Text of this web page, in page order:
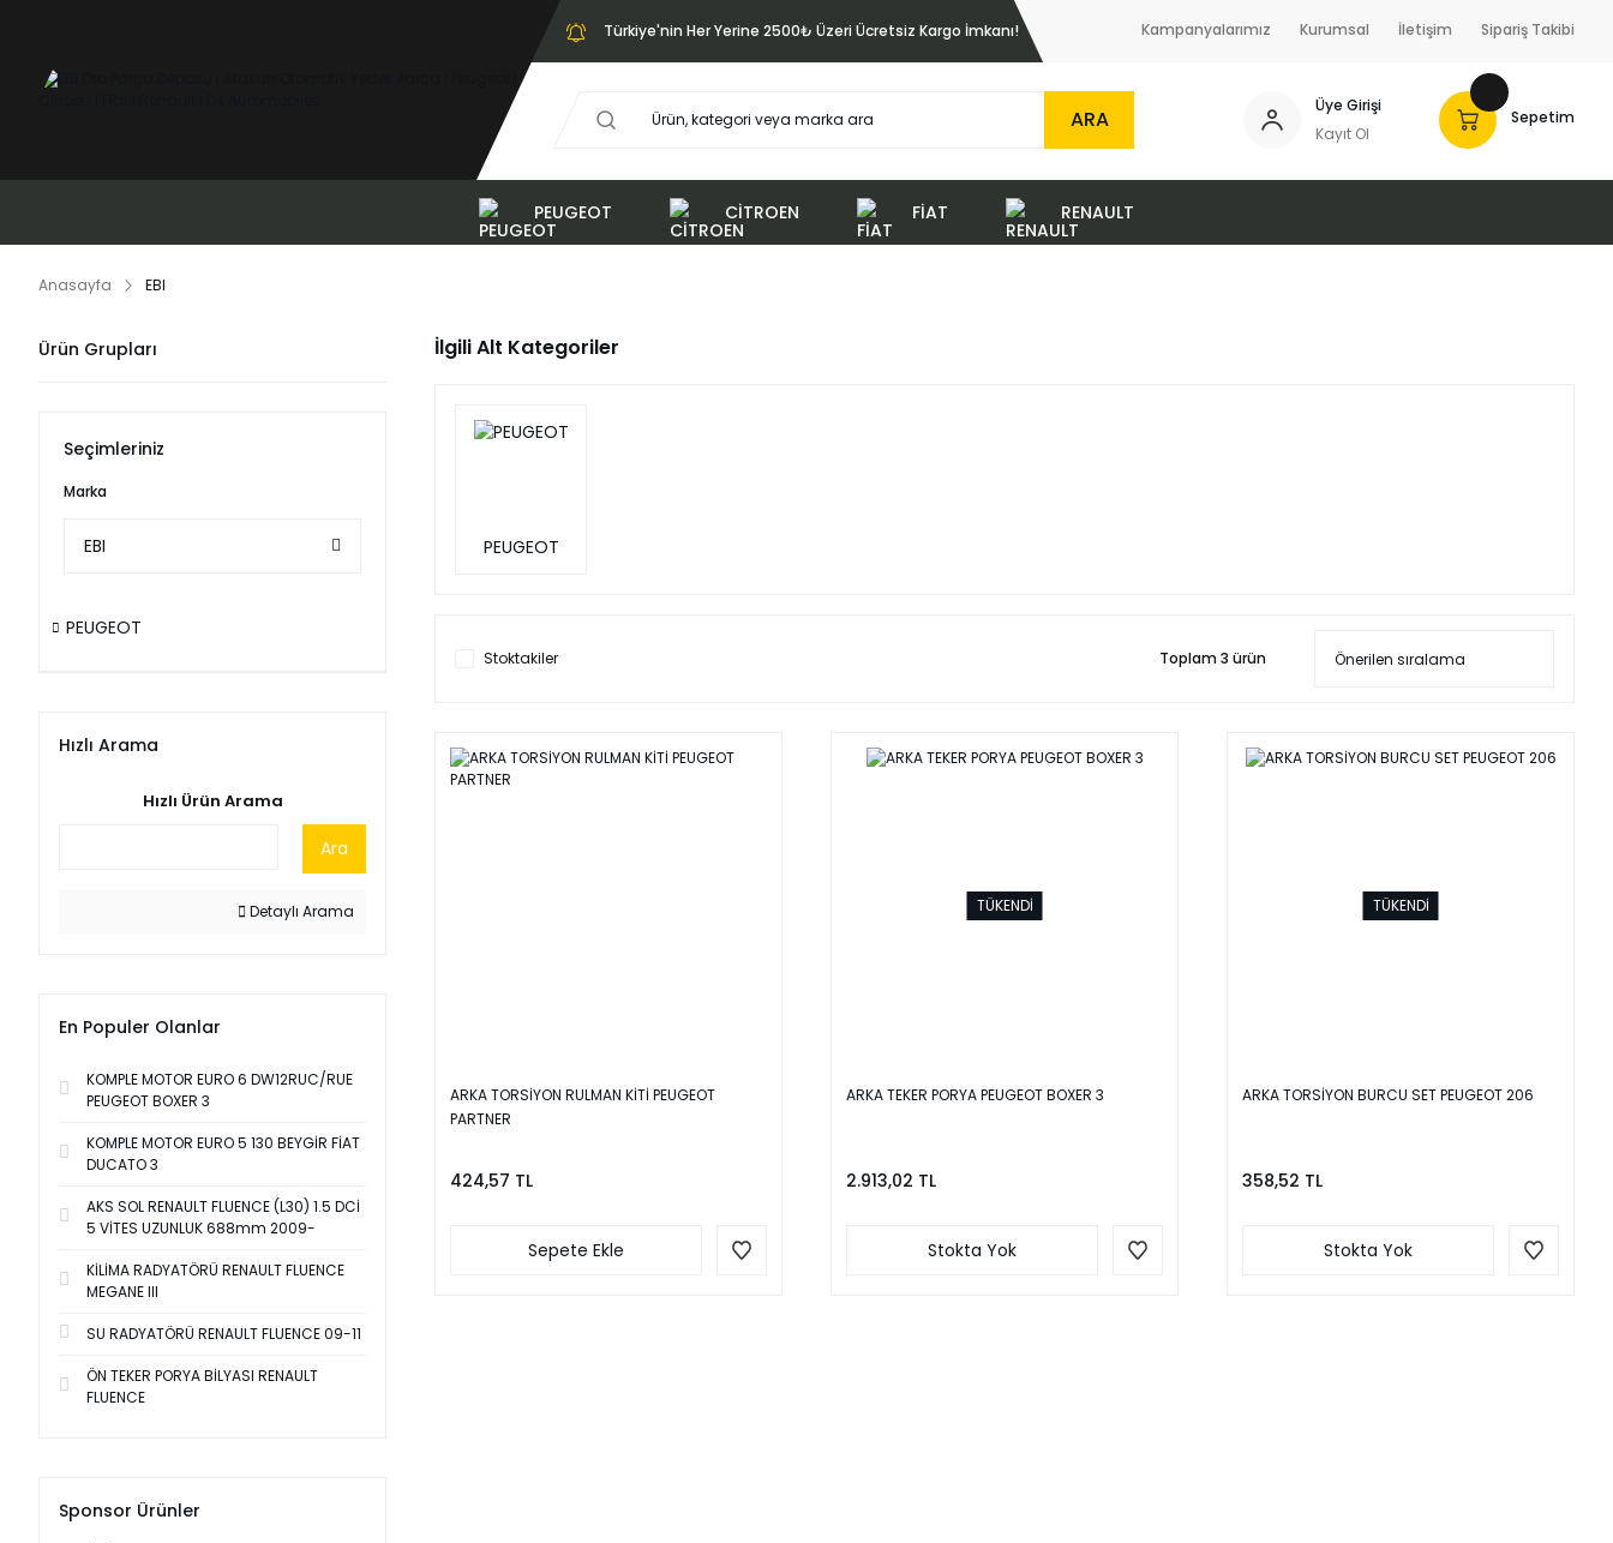
Türkiye'nin Her Yerine 2500₺ Üzeri Ücretsiz Kargo İmkanı! Kampanyalarımız Kurumsal İletişim Sipariş Takibi
ARA
Üye Girişi
Kayıt Ol
Sepetim
PEUGEOT CİTROEN FİAT RENAULT
Anasayfa EBI
Ürün Grupları
Seçimleriniz
Marka
EBI
PEUGEOT
Hızlı Arama
Hızlı Ürün Arama
Ara
Detaylı Arama
En Populer Olanlar
KOMPLE MOTOR EURO 6 DW12RUC/RUE
PEUGEOT BOXER 3
KOMPLE MOTOR EURO 5 130 BEYGİR FİAT
DUCATO 3
AKS SOL RENAULT FLUENCE (L30) 1.5 DCİ
5 VİTES UZUNLUK 688mm 2009-
KİLİMA RADYATÖRÜ RENAULT FLUENCE
MEGANE III
SU RADYATÖRÜ RENAULT FLUENCE 09-11
ÖN TEKER PORYA BİLYASI RENAULT
FLUENCE
Sponsor Ürünler
İlgili Alt Kategoriler
PEUGEOT
Stoktakiler Toplam 3 ürün
ARKA TORSİYON RULMAN KİTİ PEUGEOT
PARTNER
424,57 TL
Sepete Ekle
TÜKENDİ
ARKA TEKER PORYA PEUGEOT BOXER 3
2.913,02 TL
Stokta Yok
TÜKENDİ
ARKA TORSİYON BURCU SET PEUGEOT 206
358,52 TL
Stokta Yok